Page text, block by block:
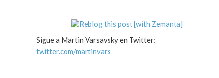
Sigue a Martin Varsavsky en Twitter:
twitter.com/martinvars